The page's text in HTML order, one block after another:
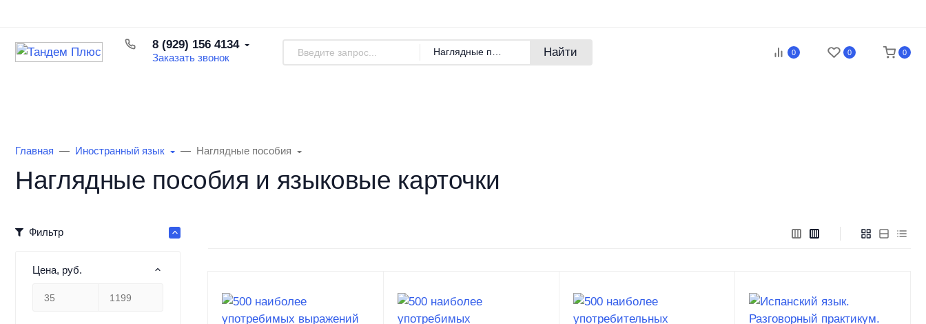
8 (929) 156 4134
Заказать звонок Наглядные пособия Найти 0 0 0
Главная Иностранный язык Наглядные пособия
Наглядные пособия и языковые карточки
Фильтр
Цена, руб.